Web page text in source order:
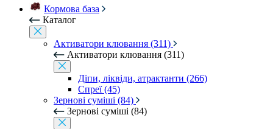
Кормова база
Каталог
Активатори клювання (311)
Активатори клювання (311)
Діпи, ліквіди, атрактанти (266)
Спреї (45)
Зернові суміші (84)
Зернові суміші (84)